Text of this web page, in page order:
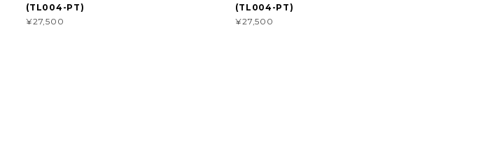
(TL004-PT)
¥27,500
(TL004-PT)
¥27,500